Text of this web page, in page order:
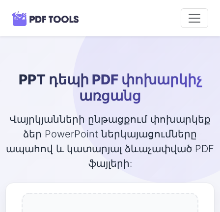
PPT դեպի PDF փոխարկիչ
առցանց
Վայրկյանների ընթացքում փոխարկեք
ձեր PowerPoint ներկայացումները
ապահով և կատարյալ ձևաչափված PDF
ֆայլերի: